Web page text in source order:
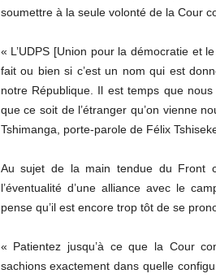
soumettre à la seule volonté de la Cour
« L’UDPS [Union pour la démocratie et
fait ou bien si c’est un nom qui est
notre République. Il est temps que
que ce soit de l’étranger qu’on vienne
Tshimanga, porte-parole de Félix
Au sujet de la main tendue du Front
l’éventualité d’une alliance avec le
pense qu’il est encore trop tôt de se
« Patientez jusqu’à ce que la Cour
sachions exactement dans quelle